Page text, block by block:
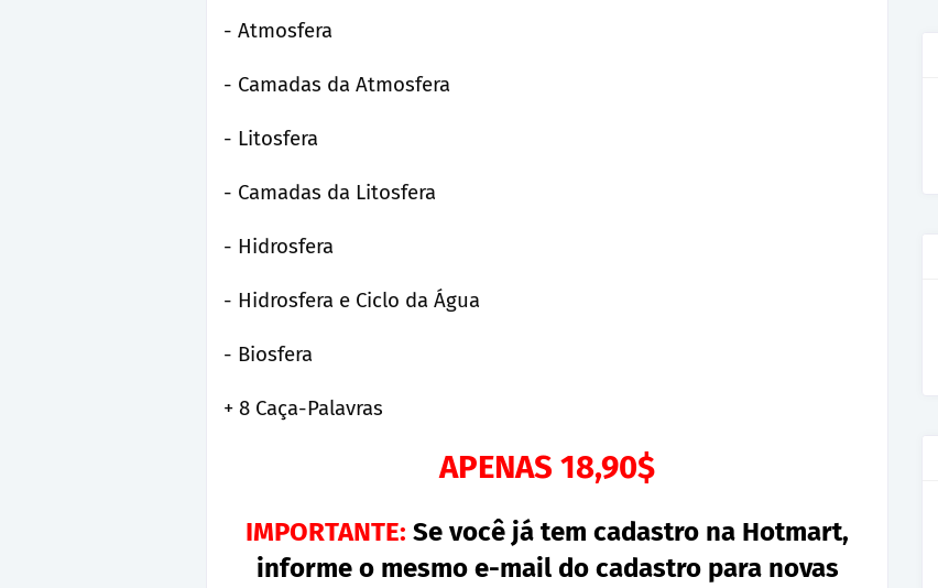
- Atmosfera
- Camadas da Atmosfera
- Litosfera
- Camadas da Litosfera
- Hidrosfera
- Hidrosfera e Ciclo da Água
- Biosfera
+ 8 Caça-Palavras
APENAS 18,90$
IMPORTANTE: Se você já tem cadastro na Hotmart,
informe o mesmo e-mail do cadastro para novas